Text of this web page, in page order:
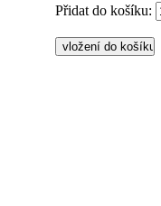
Přidat do košíku: